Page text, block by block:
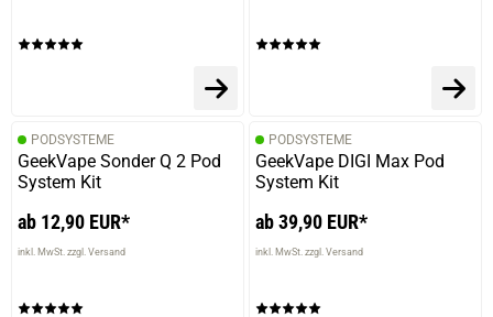
PODSYSTEME
GeekVape Sonder Q 2 Pod
System Kit
ab 12,90 EUR*
inkl. MwSt. zzgl. Versand
PODSYSTEME
GeekVape DIGI Max Pod
System Kit
ab 39,90 EUR*
inkl. MwSt. zzgl. Versand